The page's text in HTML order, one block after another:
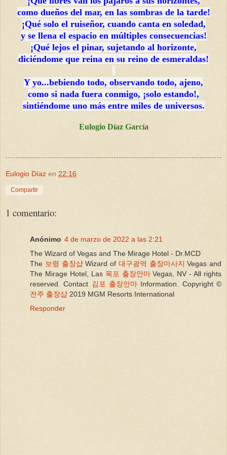
como dueños del mar, en las sombras de la tarde!
¡Qué solo el ruiseñor, cuando canta en soledad,
y se llena el espacio en múltiples consecuencias!
¡Qué lejos el pinar, sujetando al horizonte,
diciéndome que reina en su reino de esmeraldas!
Y yo...bebiendo todo, observando todo, ajeno,
como si nada fuera conmigo, ¡solo estando!,
sintiéndome uno más entre miles de universos.
Eulogio Díaz García
Eulogio Díaz en 22:16
Compartir
1 comentario:
Anónimo 4 de marzo de 2022 a las 2:21
The Wizard of Vegas and The Mirage Hotel - Dr.MCD
The 보령 출장샵Wizard of 대구광역 출장마사지 Vegas and
The Mirage Hotel, Las 목포 출장안마Vegas, NV - All rights
reserved. Contact 김포 출장안마 Information. Copyright ©
전주 출장샵 2019 MGM Resorts International
Responder